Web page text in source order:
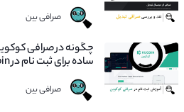
صرافی بین
ساده برای ثبت نام در Kucoin
صرافی بین